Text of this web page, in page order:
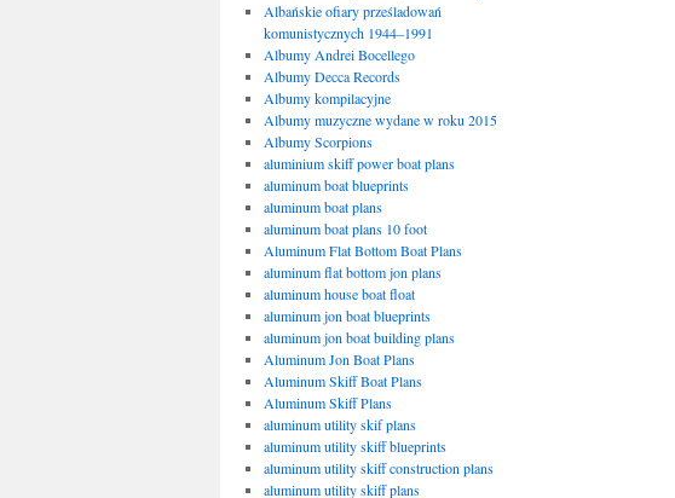
Albańskie ofiary prześladowań
komunistycznych 1944–1991
Albumy Andrei Bocellego
Albumy Decca Records
Albumy kompilacyjne
Albumy muzyczne wydane w roku 2015
Albumy Scorpions
aluminium skiff power boat plans
aluminum boat blueprints
aluminum boat plans
aluminum boat plans 10 foot
Aluminum Flat Bottom Boat Plans
aluminum flat bottom jon plans
aluminum house boat float
aluminum jon boat blueprints
aluminum jon boat building plans
Aluminum Jon Boat Plans
Aluminum Skiff Boat Plans
Aluminum Skiff Plans
aluminum utility skif plans
aluminum utility skiff blueprints
aluminum utility skiff construction plans
aluminum utility skiff plans